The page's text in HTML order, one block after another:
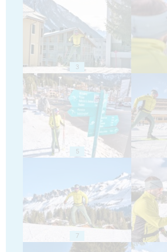
3
5
7